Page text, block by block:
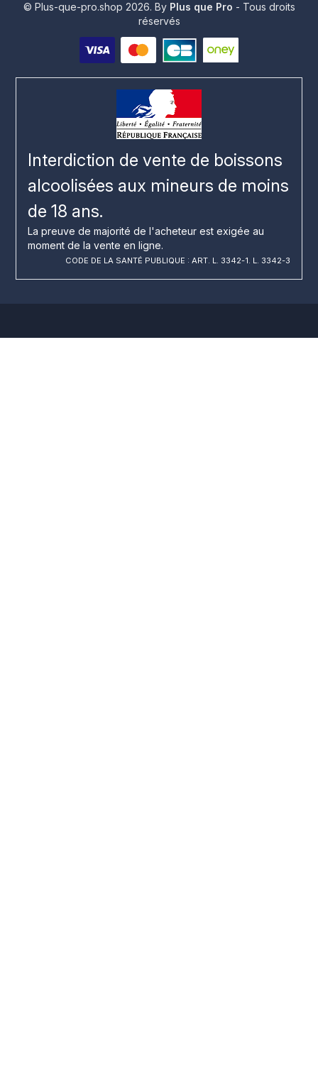
© Plus-que-pro.shop 2026. By Plus que Pro - Tous droits
réservés
Interdiction de vente de boissons
alcoolisées aux mineurs de moins
de 18 ans.
La preuve de majorité de l'acheteur est exigée au
moment de la vente en ligne.
CODE DE LA SANTÉ PUBLIQUE : ART. L. 3342-1. L. 3342-3